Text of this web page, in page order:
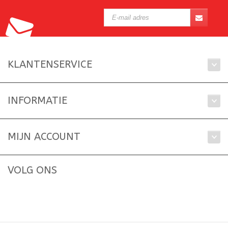
KLANTENSERVICE
INFORMATIE
MIJN ACCOUNT
VOLG ONS